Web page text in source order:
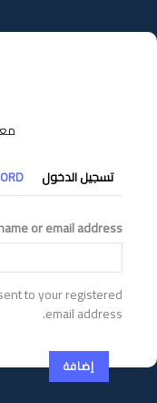
إلى
المحتوى
التبويبات
الأساسية
تسجيل الدخول
or email address
to your registered
email address.